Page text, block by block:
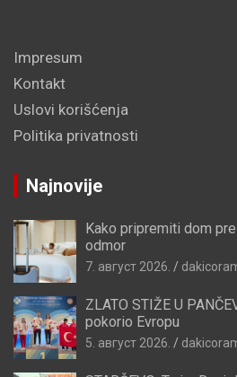
Impresum
Kontakt
Uslovi korišćenja
Politika privatnosti
Najnovije
Kako pripremiti dom
odmor
7. август 2026.
ZLATO STIŽE U
pokorio Evropu
5. август 2026.